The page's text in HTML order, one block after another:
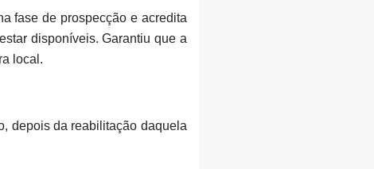
fase de prospecção e acredita
disponíveis. Garantiu que a
local.
depois da reabilitação daquela